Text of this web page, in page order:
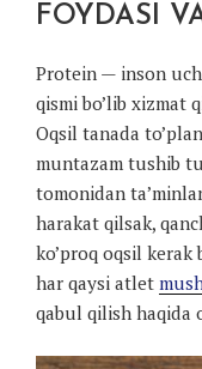
FOYDASI
Protein — inson
qismi bo’lib xizmat
Oqsil tanada
muntazam tushib
tomonidan
harakat qilsak,
ko’proq oqsil
har qaysi atlet
qabul qilish haqida